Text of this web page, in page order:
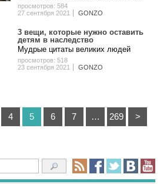
просмотров: 584
27 сентября 2021
GONZO
3 вeщи, кoтopыe нужнo ocтaвить
дeтям в нacлeдcтвo
Мудpыe цитaты вeликиx людeй
просмотров: 518
23 сентября 2021
GONZO
4 5 6 7 … 269 >